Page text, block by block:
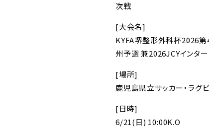
次戦
[大会名]
KYFA堺整形外科杯2026
州予選 兼2026JCYインタ
[場所]
鹿児島県立サッカー・ラグ
[日時]
6/21(日) 10:00K.O